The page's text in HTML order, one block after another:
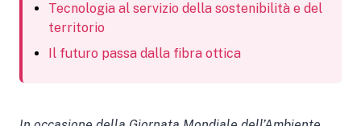
Tecnologia al servizio della sostenibilità e del
territorio
Il futuro passa dalla fibra ottica